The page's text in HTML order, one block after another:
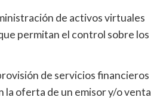
de activos virtuales
permitan el control sobre los
de servicios financieros
la oferta de un emisor y/o venta